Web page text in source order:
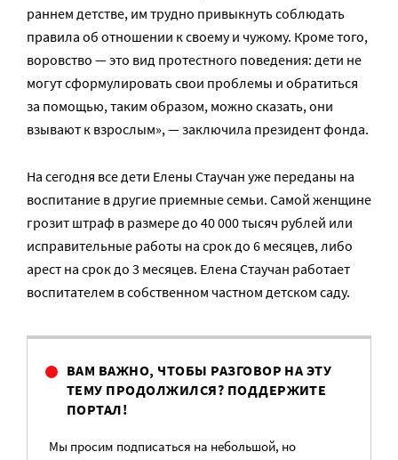
раннем детстве, им трудно привыкнуть соблюдать
правила об отношении к своему и чужому. Кроме того,
воровство — это вид протестного поведения: дети не
могут сформулировать свои проблемы и обратиться
за помощью, таким образом, можно сказать, они
взывают к взрослым», — заключила президент фонда.
На сегодня все дети Елены Стаучан уже переданы на
воспитание в другие приемные семьи. Самой женщине
грозит штраф в размере до 40 000 тысяч рублей или
исправительные работы на срок до 6 месяцев, либо
арест на срок до 3 месяцев. Елена Стаучан работает
воспитателем в собственном частном детском саду.
ВАМ ВАЖНО, ЧТОБЫ РАЗГОВОР НА ЭТУ
ТЕМУ ПРОДОЛЖИЛСЯ? ПОДДЕРЖИТЕ
ПОРТАЛ!
Мы просим подписаться на небольшой, но